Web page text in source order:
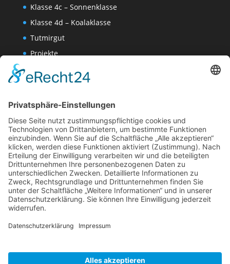
Klasse 4c – Sonnenklasse
Klasse 4d – Koalaklasse
Tutmirgut
Projekte
Wissenschaften-AG
Datenschutzerklärung
Website Administration
Datenschutzerklärung